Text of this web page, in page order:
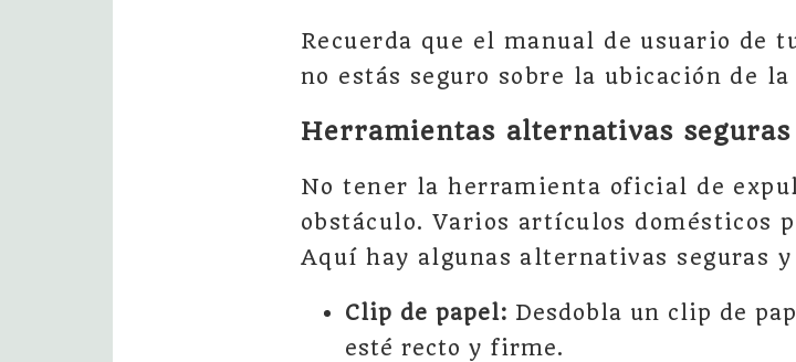
Recuerda que el manual de usuario de
no estás seguro sobre la ubicación de la
Herramientas alternativas
No tener la herramienta oficial de
obstáculo. Varios artículos domésticos
Aquí hay algunas alternativas seguras
Clip de papel: Desdobla un clip de
esté recto y firme.